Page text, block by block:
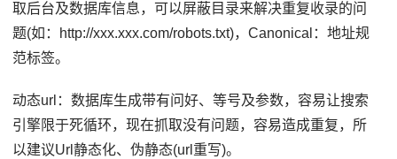
取后台及数据库信息，可以屏蔽目录来解决重复收录的问
题(如：http://xxx.xxx.com/robots.txt)，Canonical：地址规
范标签。
动态url：数据库生成带有问好、等号及参数，容易让搜索
引擎限于死循环，现在抓取没有问题，容易造成重复，所
以建议Url静态化、伪静态(url重写)。